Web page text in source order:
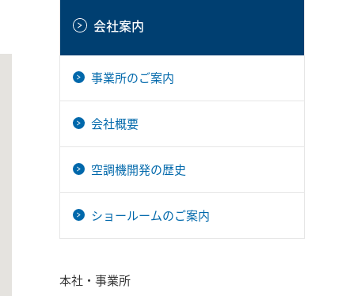
会社案内
事業所のご案内
会社概要
空調機開発の歴史
ショールームのご案内
本社・事業所